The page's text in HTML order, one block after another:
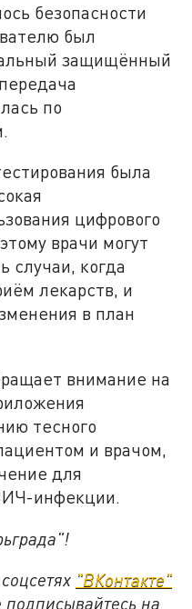
безопасности
был
защищённый
по
была
цифрового
врачи могут
случаи, когда
лекарств, и
в план
внимание на
тесного
и врачом,
для
инфекции.
"ВКонтакте"
подписывайтесь на